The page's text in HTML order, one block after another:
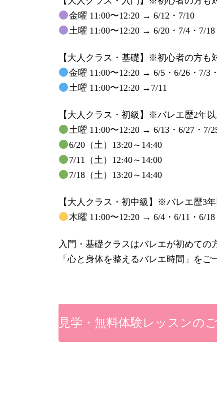
金曜 11:00〜12:20 → 6/12・7/10
土曜 11:00〜12:20 → 6/20・7/4・7/18
【大人クラス・基礎】※初心者の方も
金曜 11:00〜12:20 → 6/5・6/26・7/3
土曜 11:00〜12:20 →7/11
【大人クラス・初級】※バレエ歴2年
土曜 11:00〜12:20 → 6/13・6/27・7/
6/20（土）13:20～14:40
7/11（土）12:40～14:00
7/18（土）13:20～14:40
【大人クラス・初中級】※バレエ歴3
木曜 11:00〜12:20 → 6/4・6/11・6/
入門・基礎クラスはバレエが初めての
「心と身体を整えるバレエ時間」を
見学・無料体験レッスンの